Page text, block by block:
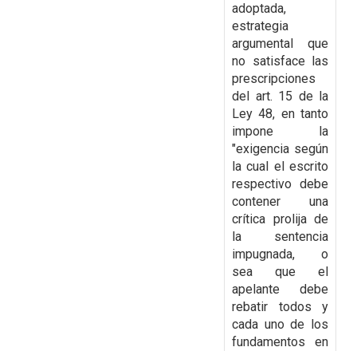
adoptada,
estrategia
argumental que
no satisface las
prescripciones
del art. 15 de la
Ley 48, en tanto
impone la
"exigencia según
la cual el escrito
respectivo debe
contener una
crítica prolija de
la sentencia
impugnada, o
sea que el
apelante debe
rebatir todos y
cada uno de los
fundamentos en